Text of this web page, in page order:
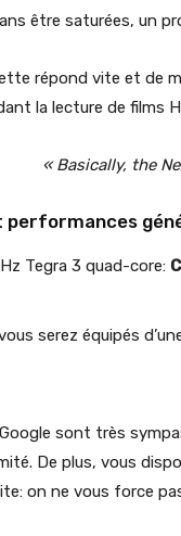
être saturées, un
répond vite et de
la lecture de films
« Basically, the
Tegra 3 quad-core:
serez équipés
sont très
De plus, vous
on ne vous force